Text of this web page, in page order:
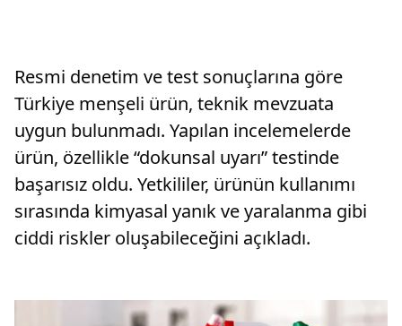
Resmi denetim ve test sonuçlarına göre
Türkiye menşeli ürün, teknik mevzuata
uygun bulunmadı. Yapılan incelemelerde
ürün, özellikle “dokunsal uyarı” testinde
başarısız oldu. Yetkililer, ürünün kullanımı
sırasında kimyasal yanık ve yaralanma gibi
ciddi riskler oluşabileceğini açıkladı.